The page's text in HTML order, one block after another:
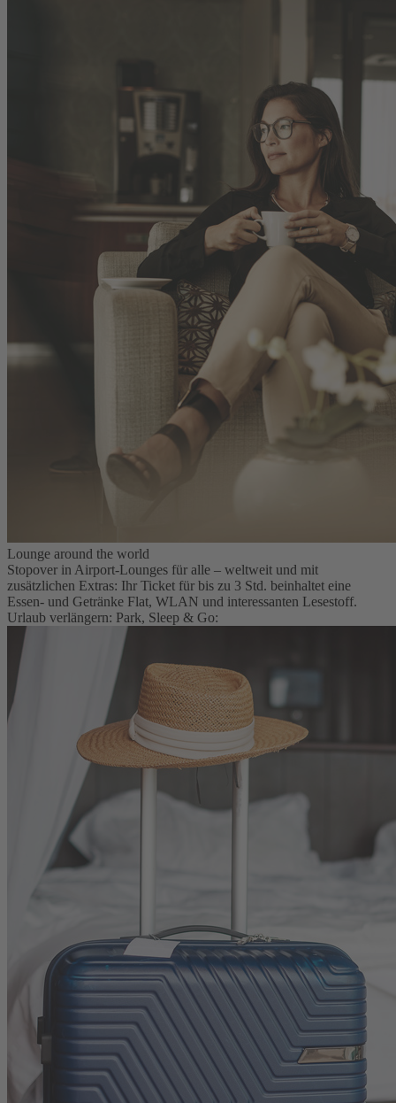
Lounge around the world
Stopover in Airport-Lounges für alle – weltweit und mit
zusätzlichen Extras: Ihr Ticket für bis zu 3 Std. beinhaltet eine
Essen- und Getränke Flat, WLAN und interessanten Lesestoff.
Urlaub verlängern: Park, Sleep & Go: